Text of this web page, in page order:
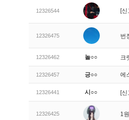
12326544 [신
12326475 번
12326462 놀○○ 크
12326457 긍○○ 에
12326441 시○○ [신
12326425 1